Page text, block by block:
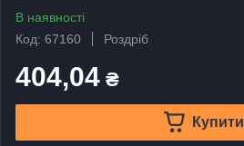
В наявності
Код: 67160
Роздріб
404,04 ₴
Купити